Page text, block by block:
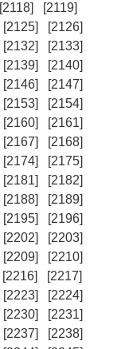
[2118]
[2119]
[2125]
[2126]
[2132]
[2133]
[2139]
[2140]
[2146]
[2147]
[2153]
[2154]
[2160]
[2161]
[2167]
[2168]
[2174]
[2175]
[2181]
[2182]
[2188]
[2189]
[2195]
[2196]
[2202]
[2203]
[2209]
[2210]
[2216]
[2217]
[2223]
[2224]
[2230]
[2231]
[2237]
[2238]